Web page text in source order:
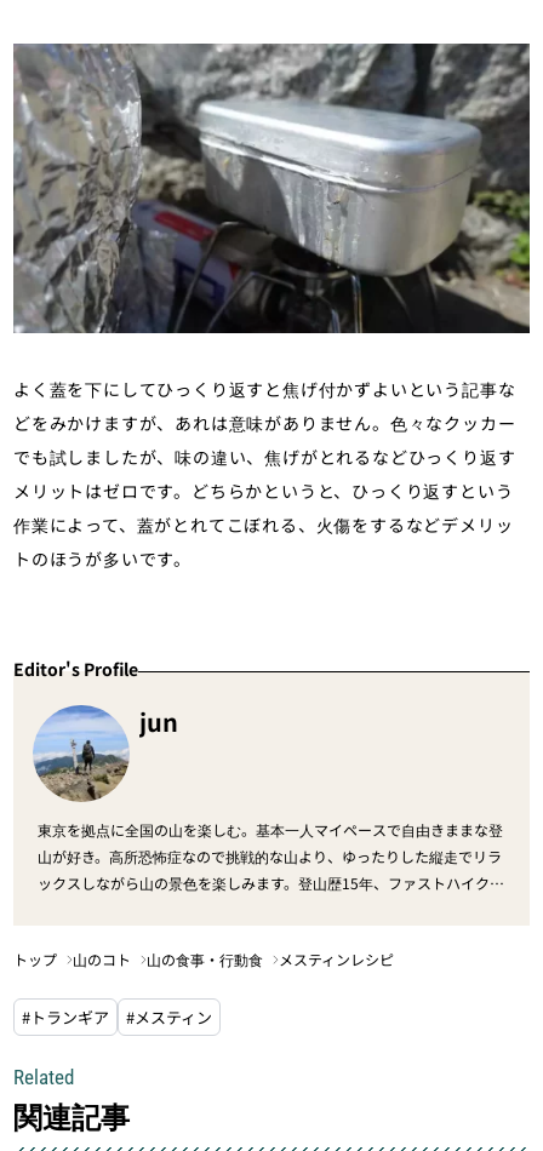
よく蓋を下にしてひっくり返すと焦げ付かずよいという記事な
どをみかけますが、あれは意味がありません。色々なクッカー
でも試しましたが、味の違い、焦げがとれるなどひっくり返す
メリットはゼロです。どちらかというと、ひっくり返すという
作業によって、蓋がとれてこぼれる、火傷をするなどデメリッ
トのほうが多いです。
Editor's Profile
jun
東京を拠点に全国の山を楽しむ。基本一人マイペースで自由きままな登
山が好き。高所恐怖症なので挑戦的な山より、ゆったりした縦走でリラ
ックスしながら山の景色を楽しみます。登山歴15年、ファストハイク6
トップ 山のコト 山の食事・行動食 メスティンレシピ
#トランギア #メスティン
Related
関連記事